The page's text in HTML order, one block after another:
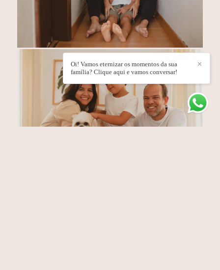
✕
Oi! Vamos eternizar os momentos da sua
família? Clique aqui e vamos conversar!